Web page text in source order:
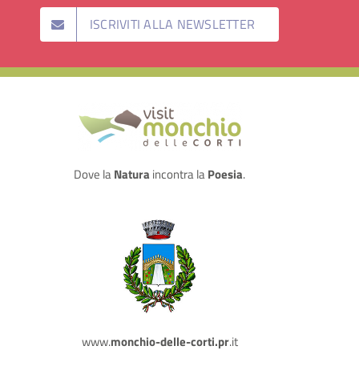
ISCRIVITI ALLA NEWSLETTER
Dove laNatura incontra laPoesia.
www.monchio-delle-corti.pr.it